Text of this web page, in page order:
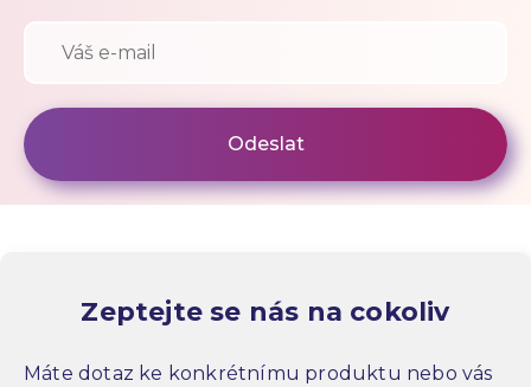
Zeptejte se nás na cokoliv
Máte dotaz ke konkrétnímu produktu nebo vás